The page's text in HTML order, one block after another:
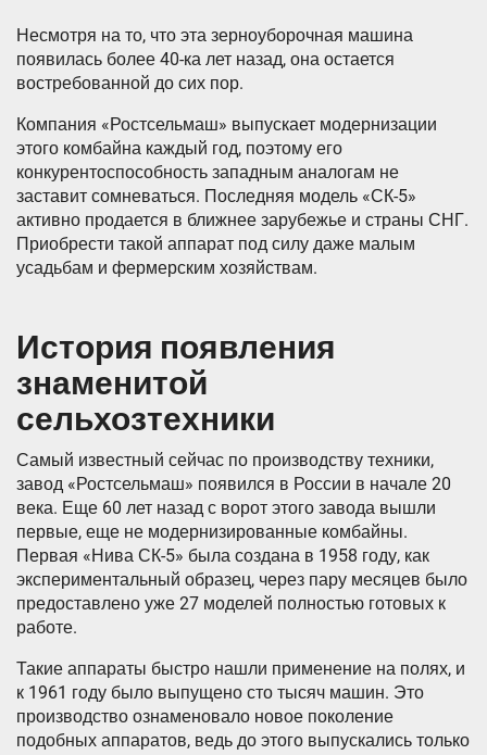
Несмотря на то, что эта зерноуборочная машина
появилась более 40-ка лет назад, она остается
востребованной до сих пор.
Компания «Ростсельмаш» выпускает модернизации
этого комбайна каждый год, поэтому его
конкурентоспособность западным аналогам не
заставит сомневаться. Последняя модель «СК-5»
активно продается в ближнее зарубежье и страны СНГ.
Приобрести такой аппарат под силу даже малым
усадьбам и фермерским хозяйствам.
История появления
знаменитой
сельхозтехники
Самый известный сейчас по производству техники,
завод «Ростсельмаш» появился в России в начале 20
века. Еще 60 лет назад с ворот этого завода вышли
первые, еще не модернизированные комбайны.
Первая «Нива СК-5» была создана в 1958 году, как
экспериментальный образец, через пару месяцев было
предоставлено уже 27 моделей полностью готовых к
работе.
Такие аппараты быстро нашли применение на полях, и
к 1961 году было выпущено сто тысяч машин. Это
производство ознаменовало новое поколение
подобных аппаратов, ведь до этого выпускались только